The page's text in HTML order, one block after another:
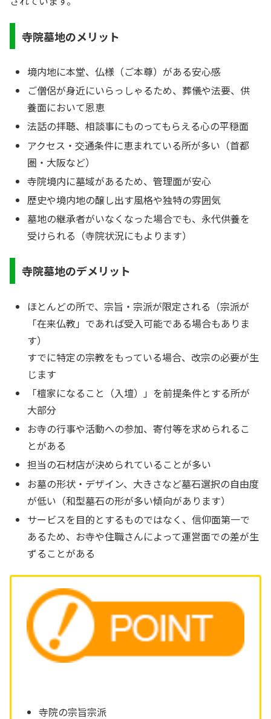
寺院墓地のメリット
境内地に本堂、仏様（ご本尊）がある安心感
ご僧侶が身近にいらっしゃるため、葬儀や法要、供
養面において恩恵
法話の拝聴、相談事にものってもらえる心の平穏面
アクセス・交通条件に恵まれている所が多い（首都
圏・大阪など）
寺院境内に墓域があるため、管理面が安心
歴史や境内地の醸し出す風格や独特の雰囲気
墓地の継承者がいなくなった場合でも、永代供養を
受けられる（寺院状況にもよります）
寺院墓地のデメリット
ほとんどの所で、宗旨・宗派が限定される（宗派が
「在来仏教」であれば受入可能である場合もありま
す）
すでに特定の宗教をもっている場合、改宗の必要が生
じます
「檀家になること（入壇）」を前提条件とする所が
大部分
お寺の行事や活動への参加、寄付等を求められるこ
とがある
担当の石材店が決められていることが多い
お墓の形状・デザイン、大きさなど墓石選択の自由度
が低い（和型墓石の形が多い傾向があります）
サービスを目的とするものではなく、信仰面第一で
あるため、お寺や住職さんによって運営面での差が生
ずることがある
寺院の宗旨宗派